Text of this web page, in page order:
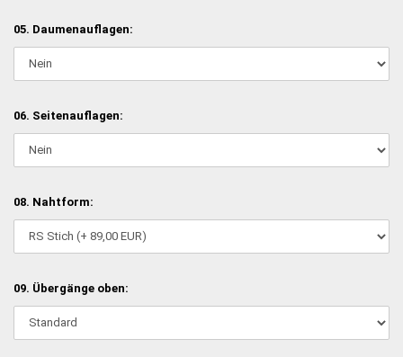
05. Daumenauflagen:
06. Seitenauflagen:
08. Nahtform:
09. Übergänge oben: